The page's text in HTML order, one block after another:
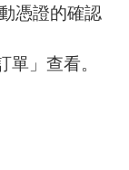
憑證的確認
」查看。